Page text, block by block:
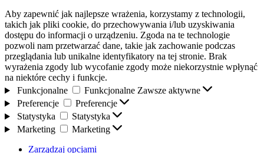
Aby zapewnić jak najlepsze wrażenia, korzystamy z technologii,
takich jak pliki cookie, do przechowywania i/lub uzyskiwania
dostępu do informacji o urządzeniu. Zgoda na te technologie
pozwoli nam przetwarzać dane, takie jak zachowanie podczas
przeglądania lub unikalne identyfikatory na tej stronie. Brak
wyrażenia zgody lub wycofanie zgody może niekorzystnie wpłynąć
na niektóre cechy i funkcje.
Funkcjonalne
Funkcjonalne Zawsze aktywne
Preferencje
Preferencje
Statystyka
Statystyka
Marketing
Marketing
Zarządzaj opcjami